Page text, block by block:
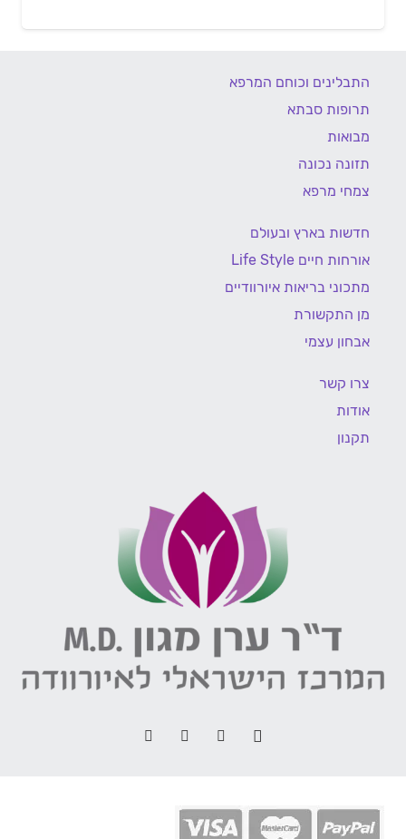
התבלינים וכוחם המרפא
תרופות סבתא
מבואות
תזונה נכונה
צמחי מרפא
חדשות בארץ ובעולם
אורחות חיים Life Style
מתכוני בריאות איורוודיים
מן התקשורת
אבחון עצמי
צרו קשר
אודות
תקנון